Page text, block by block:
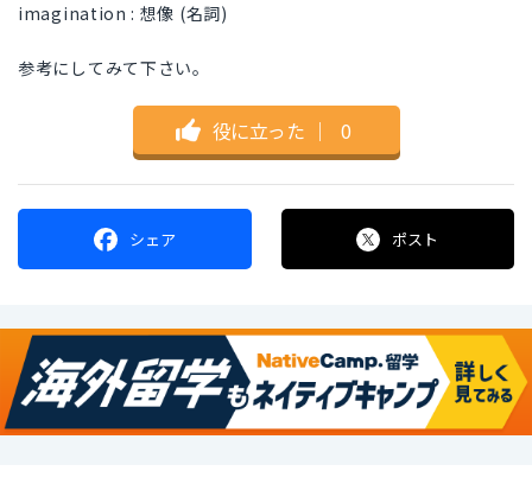
imagination : 想像 (名詞)
参考にしてみて下さい。
役に立った ｜ 0
シェア ポスト